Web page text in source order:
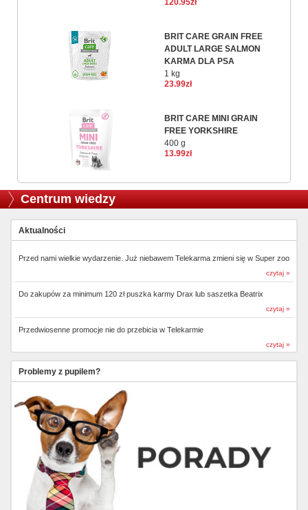
120.95zł
BRIT CARE GRAIN FREE
ADULT LARGE SALMON
KARMA DLA PSA
1 kg
23.99zł
BRIT CARE MINI GRAIN
FREE YORKSHIRE
400 g
13.99zł
Centrum wiedzy
Aktualności
Przed nami wielkie wydarzenie. Już niebawem Telekarma zmieni się w Super zoo
czytaj »
Do zakupów za minimum 120 zł puszka karmy Drax lub saszetka Beatrix
czytaj »
Przedwiosenne promocje nie do przebicia w Telekarmie
czytaj »
Problemy z pupilem?